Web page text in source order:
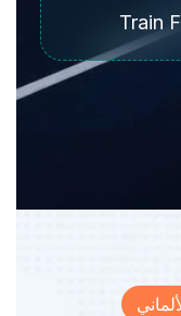
Train